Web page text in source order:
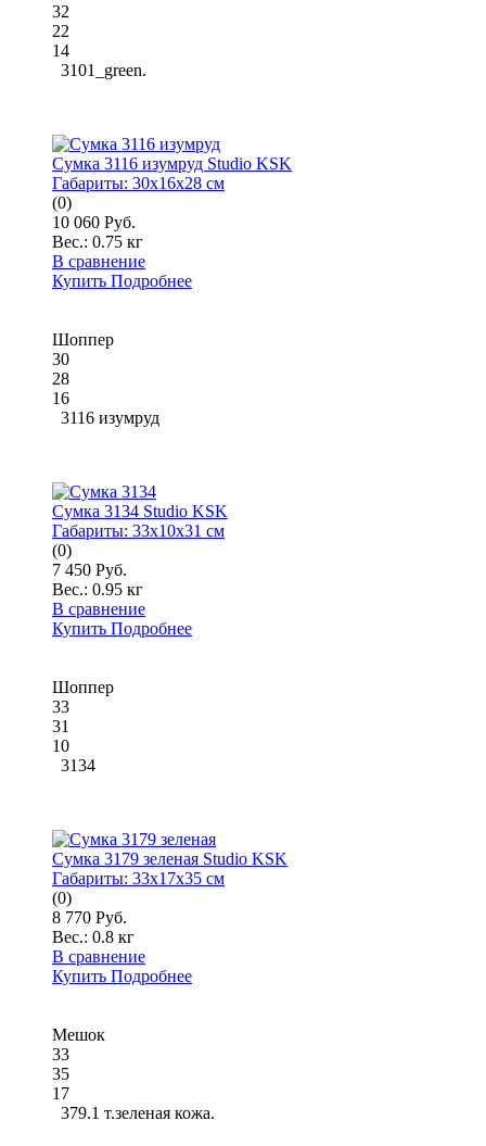
32
22
14
3101_green.
Сумка 3116 изумруд Studio KSK
Габариты: 30x16x28 см
(0)
10 060 Руб.
Вес.: 0.75 кг
В сравнение
Купить Подробнее
Шоппер
30
28
16
3116 изумруд
Сумка 3134 Studio KSK
Габариты: 33x10x31 см
(0)
7 450 Руб.
Вес.: 0.95 кг
В сравнение
Купить Подробнее
Шоппер
33
31
10
3134
Сумка 3179 зеленая Studio KSK
Габариты: 33x17x35 см
(0)
8 770 Руб.
Вес.: 0.8 кг
В сравнение
Купить Подробнее
Мешок
33
35
17
379.1 т.зеленая кожа.